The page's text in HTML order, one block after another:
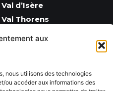
aux
nous utilisons des technologies
ou accéder aux informations des
d’Isère
Thorens
DE SKI